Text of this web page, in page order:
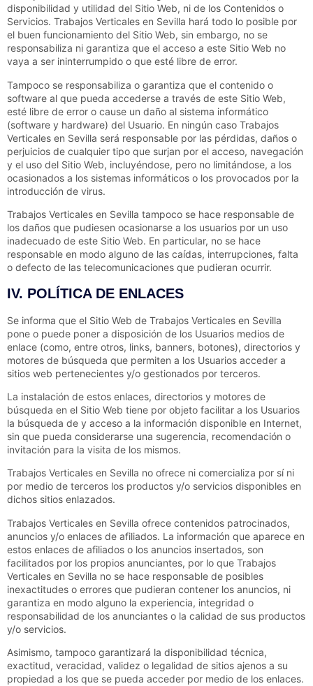
disponibilidad y utilidad del Sitio Web, ni de los Contenidos o
Servicios. Trabajos Verticales en Sevilla hará todo lo posible por
el buen funcionamiento del Sitio Web, sin embargo, no se
responsabiliza ni garantiza que el acceso a este Sitio Web no
vaya a ser ininterrumpido o que esté libre de error.
Tampoco se responsabiliza o garantiza que el contenido o
software al que pueda accederse a través de este Sitio Web,
esté libre de error o cause un daño al sistema informático
(software y hardware) del Usuario. En ningún caso Trabajos
Verticales en Sevilla será responsable por las pérdidas, daños o
perjuicios de cualquier tipo que surjan por el acceso, navegación
y el uso del Sitio Web, incluyéndose, pero no limitándose, a los
ocasionados a los sistemas informáticos o los provocados por la
introducción de virus.
Trabajos Verticales en Sevilla tampoco se hace responsable de
los daños que pudiesen ocasionarse a los usuarios por un uso
inadecuado de este Sitio Web. En particular, no se hace
responsable en modo alguno de las caídas, interrupciones, falta
o defecto de las telecomunicaciones que pudieran ocurrir.
IV. POLÍTICA DE ENLACES
Se informa que el Sitio Web de Trabajos Verticales en Sevilla
pone o puede poner a disposición de los Usuarios medios de
enlace (como, entre otros, links, banners, botones), directorios y
motores de búsqueda que permiten a los Usuarios acceder a
sitios web pertenecientes y/o gestionados por terceros.
La instalación de estos enlaces, directorios y motores de
búsqueda en el Sitio Web tiene por objeto facilitar a los Usuarios
la búsqueda de y acceso a la información disponible en Internet,
sin que pueda considerarse una sugerencia, recomendación o
invitación para la visita de los mismos.
Trabajos Verticales en Sevilla no ofrece ni comercializa por sí ni
por medio de terceros los productos y/o servicios disponibles en
dichos sitios enlazados.
Trabajos Verticales en Sevilla ofrece contenidos patrocinados,
anuncios y/o enlaces de afiliados. La información que aparece en
estos enlaces de afiliados o los anuncios insertados, son
facilitados por los propios anunciantes, por lo que Trabajos
Verticales en Sevilla no se hace responsable de posibles
inexactitudes o errores que pudieran contener los anuncios, ni
garantiza en modo alguno la experiencia, integridad o
responsabilidad de los anunciantes o la calidad de sus productos
y/o servicios.
Asimismo, tampoco garantizará la disponibilidad técnica,
exactitud, veracidad, validez o legalidad de sitios ajenos a su
propiedad a los que se pueda acceder por medio de los enlaces.